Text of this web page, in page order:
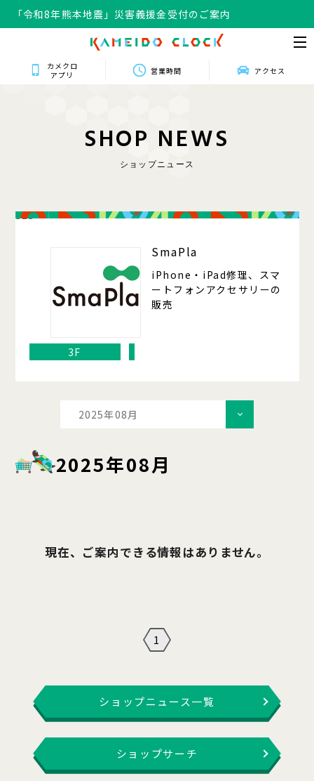
「令和8年熊本地震」災害義援金受付のご案内
カメクロ
アプリ
営業時間 アクセス
SHOP NEWS
ショップニュース
323
SmaPla
iPhone・iPad修理、スマ
ートフォンアクセサリーの
販売
3F
2025年08月
2025年08月
現在、ご案内できる情報はありません。
1
ショップニュース一覧
ショップサーチ